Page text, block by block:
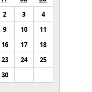
2 3
4
9 10
11
16 17
18
23 24
25
30